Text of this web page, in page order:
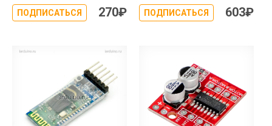
ПОДПИСАТЬСЯ 270₽ ПОДПИСАТЬСЯ 603₽